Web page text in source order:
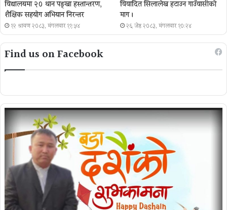
विद्यालयमा २० थान पङ्खा हस्तान्तरण,
शैक्षिक सहयोग अभियान निरन्तर
१२ श्रावण २०८३, मंगलवार ११:५४
विवादित सिलालेख हटाउन गाउँवासीको
माग ।
२६ जेष्ठ २०८३, मंगलवार १०:२४
Find us on Facebook